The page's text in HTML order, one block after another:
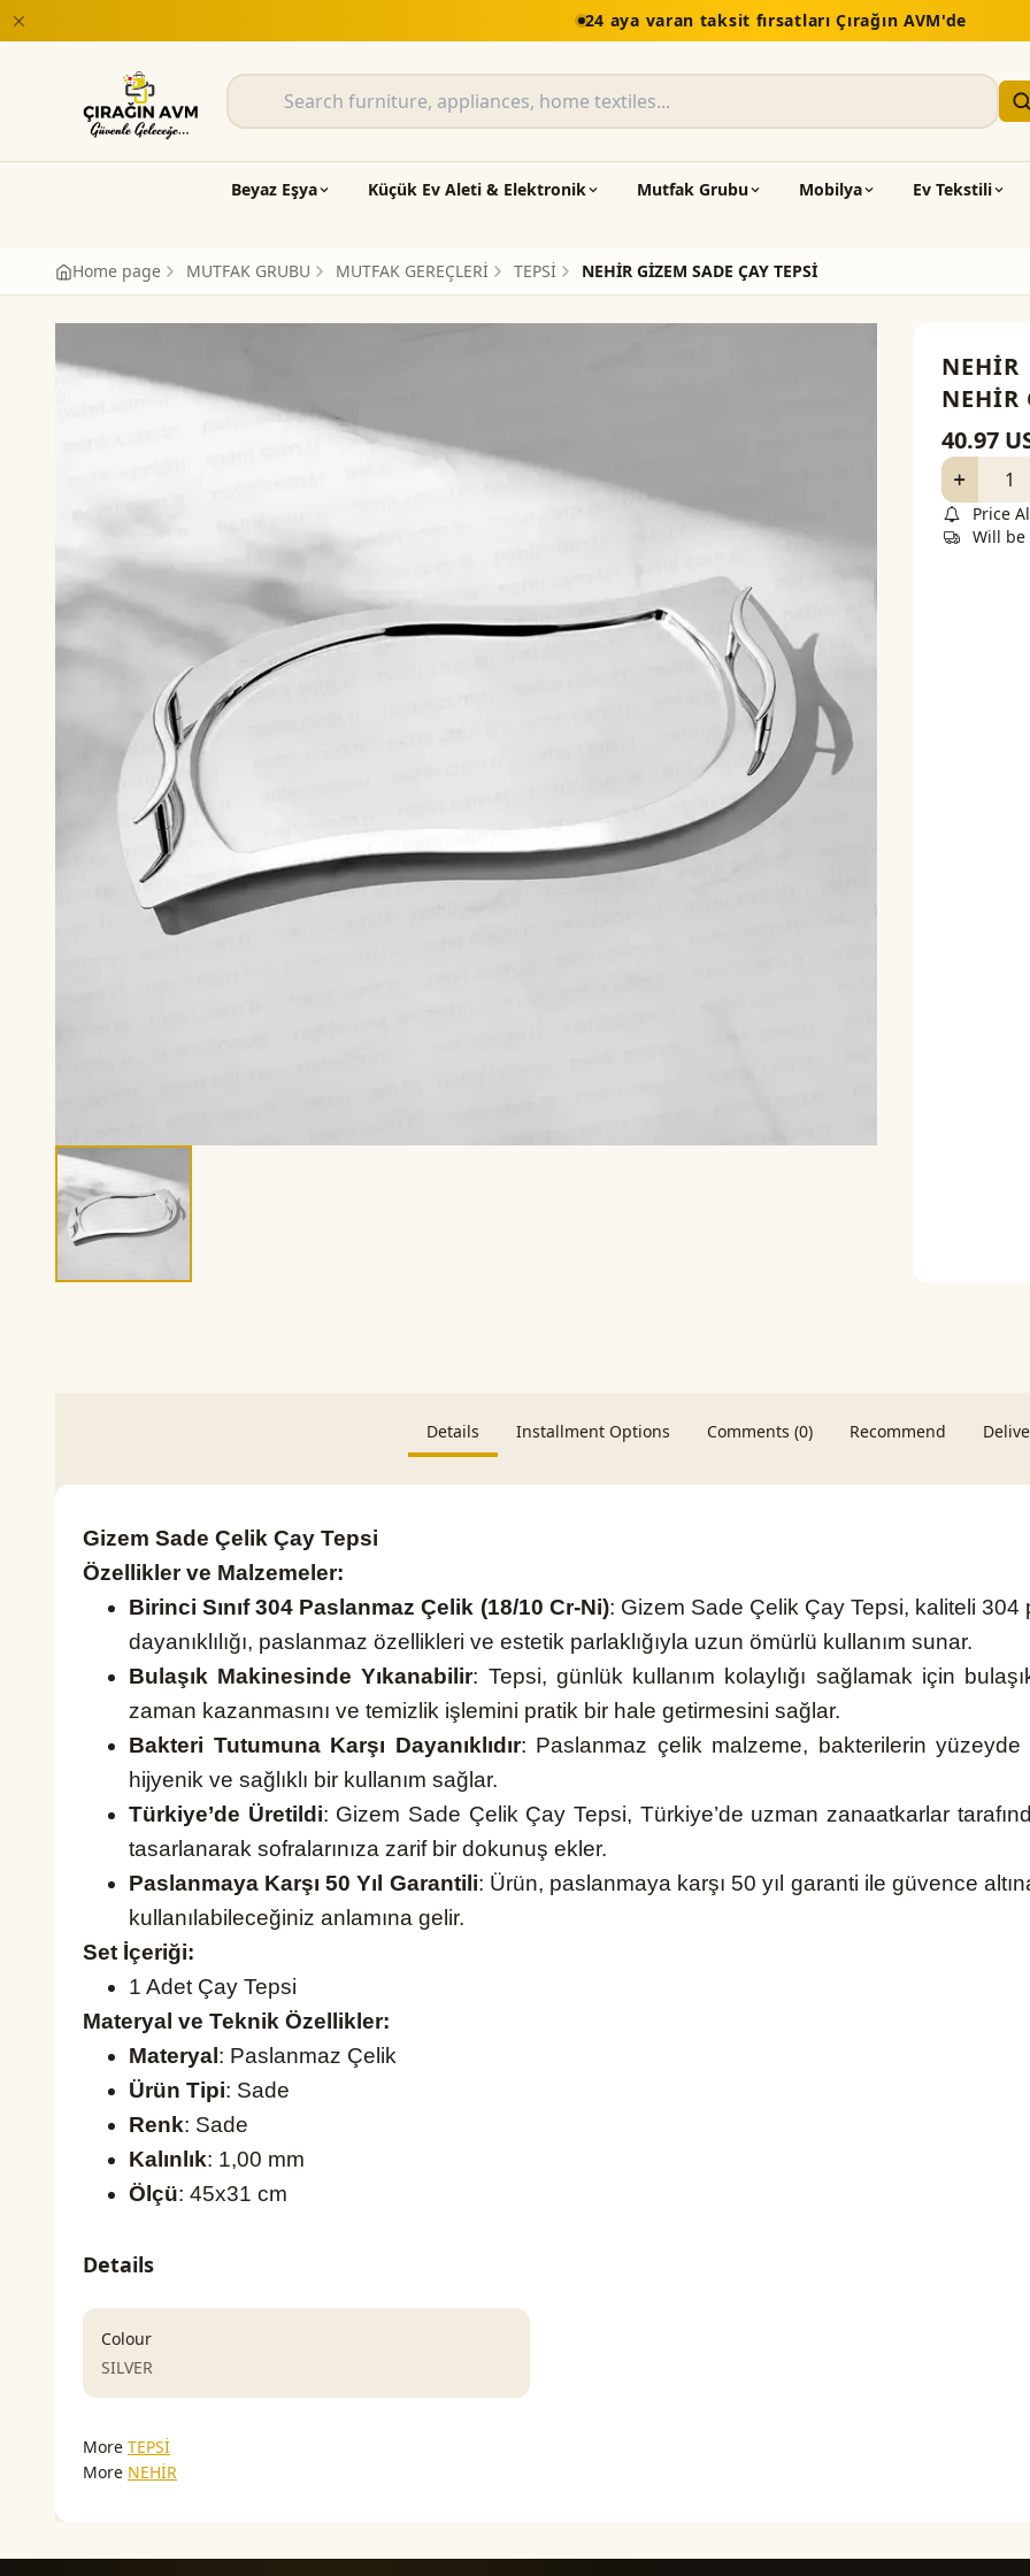
24 aya varan taksit fırsatları Çırağın AVM'de
Beyaz Eşya Küçük Ev Aleti & Elektronik Mutfak Grubu Mobilya Ev Tekstili
Home page MUTFAK GRUBU MUTFAK GEREÇLERİ TEPSİ NEHİR GİZEM SADE ÇAY TEPSİ
NEHİR
NEHİR
40.97
Price
Will be
Details Installment Options Comments (0) Recommend
Gizem Sade Çelik Çay Tepsi
Özellikler ve Malzemeler:
Birinci Sınıf 304 Paslanmaz Çelik (18/10 Cr-Ni): Gizem Sade Çelik Çay Tepsi, kaliteli
dayanıklılığı, paslanmaz özellikleri ve estetik parlaklığıyla uzun ömürlü kullanım sunar.
Bulaşık Makinesinde Yıkanabilir: Tepsi, günlük kullanım kolaylığı sağlamak için
zaman kazanmasını ve temizlik işlemini pratik bir hale getirmesini sağlar.
Bakteri Tutumuna Karşı Dayanıklıdır: Paslanmaz çelik malzeme, bakterilerin yüzeyde
hijyenik ve sağlıklı bir kullanım sağlar.
Türkiye’de Üretildi: Gizem Sade Çelik Çay Tepsi, Türkiye’de uzman zanaatkarlar
tasarlanarak sofralarınıza zarif bir dokunuş ekler.
Paslanmaya Karşı 50 Yıl Garantili: Ürün, paslanmaya karşı 50 yıl garanti ile güvence
kullanılabileceğiniz anlamına gelir.
Set İçeriği:
1 Adet Çay Tepsi
Materyal ve Teknik Özellikler:
Materyal : Paslanmaz Çelik
Ürün Tipi: Sade
Renk: Sade
Kalınlık: 1,00 mm
Ölçü: 45x31 cm
Details
Colour
SILVER
More TEPSİ
More NEHİR